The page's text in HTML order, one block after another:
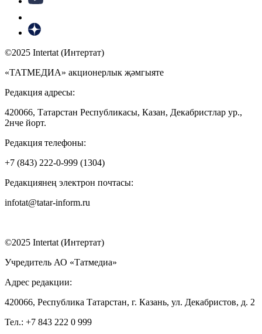
©2025 Intertat (Интертат)
«ТАТМЕДИА» акционерлык җәмгыяте
Редакция адресы:
420066, Татарстан Республикасы, Казан, Декабристлар ур.,
2нче йорт.
Редакция телефоны:
+7 (843) 222-0-999 (1304)
Редакциянең электрон почтасы:
infotat@tatar-inform.ru
©2025 Intertat (Интертат)
Учредитель АО «Татмедиа»
Адрес редакции:
420066, Республика Татарстан, г. Казань, ул. Декабристов, д. 2
Тел.: +7 843 222 0 999